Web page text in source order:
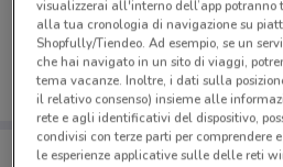
Puoi trovare le migliori
salvarle e creare la tua
dal tuo cellulare.
visualizzerai all'interno dell’app
alla tua cronologia di navigazione su
Shopfully/Tiendeo. Ad esempio, se un
che hai navigato in un sito di viaggi,
tema vacanze. Inoltre, i dati sulla
il relativo consenso) insieme alle
rete e agli identificativi del dispositivo,
condivisi con terze parti per
le esperienze applicative sulle delle reti